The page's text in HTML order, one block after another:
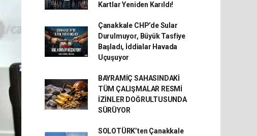
Kartlar Yeniden Karıldı!
Çanakkale CHP’de Sular
Durulmuyor, Büyük Tasfiye
Başladı, İddialar Havada
Uçuşuyor
BAYRAMİÇ SAHASINDAKİ
TÜM ÇALIŞMALAR RESMİ
İZİNLER DOĞRULTUSUNDA
SÜRÜYOR
SOLOTÜRK’ten Çanakkale